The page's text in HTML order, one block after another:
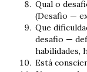
Qual o
(Desafio —
Que
desafio —
habilidades,
Está